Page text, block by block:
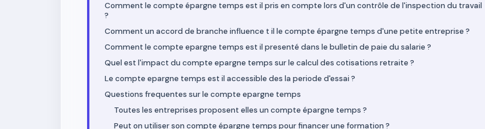
Comment le compte épargne temps est il pris en compte lors d'un contrôle de l'inspection du travail
?
Comment un accord de branche influence t il le compte épargne temps d'une petite entreprise ?
Comment le compte epargne temps est il presenté dans le bulletin de paie du salarie ?
Quel est l'impact du compte epargne temps sur le calcul des cotisations retraite ?
Le compte epargne temps est il accessible des la periode d'essai ?
Questions frequentes sur le compte epargne temps
Toutes les entreprises proposent elles un compte épargne temps ?
Peut on utiliser son compte épargne temps pour financer une formation ?